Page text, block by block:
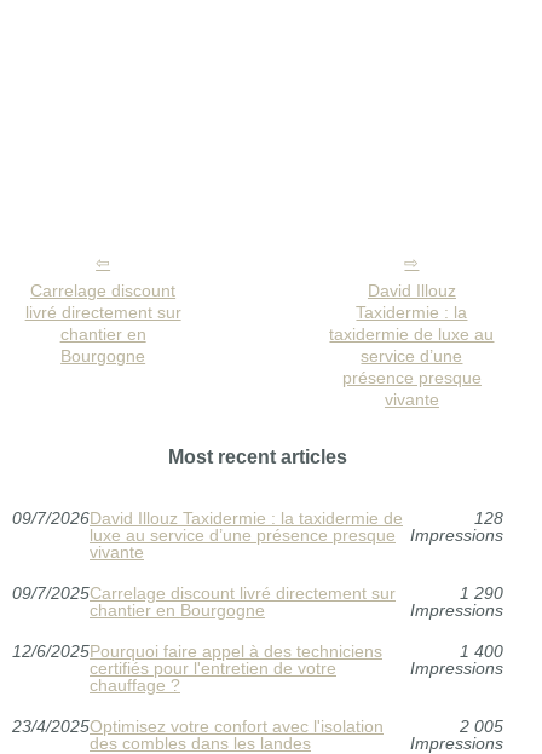
Carrelage discount
livré directement sur
chantier en
Bourgogne
David Illouz
Taxidermie : la
taxidermie de luxe au
service d’une
présence presque
vivante
Most recent articles
09/7/2026David Illouz Taxidermie : la taxidermie de
luxe au service d’une présence presque
vivante
128
Impressions
09/7/2025Carrelage discount livré directement sur
chantier en Bourgogne
1 290
Impressions
12/6/2025Pourquoi faire appel à des techniciens
certifiés pour l'entretien de votre
chauffage ?
1 400
Impressions
23/4/2025Optimisez votre confort avec l'isolation
des combles dans les landes
2 005
Impressions